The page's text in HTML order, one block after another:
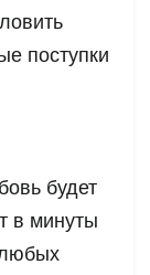
поступки
будет
в минуты